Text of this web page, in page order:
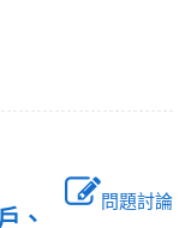
問題討論
、